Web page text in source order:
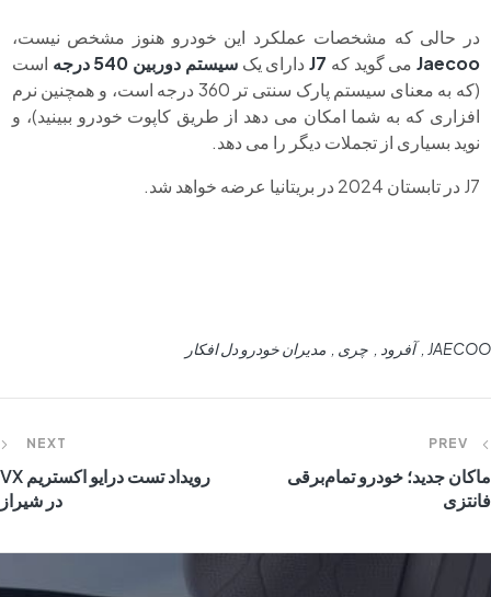
در حالی که مشخصات عملکرد این خودرو هنوز مشخص نیست،
Jaecooمی گوید که J7دارای یکسیستم دوربین 540 درجه
است
(که به معنای سیستم پارک سنتی تر 360 درجه است، و همچنین نرم
افزاری که به شما امکان می دهد از طریق کاپوت خودرو ببینید)، و
نوید بسیاری از تجملات دیگر را می دهد.
J7 در تابستان 2024 در بریتانیا عرضه خواهد شد.
JAECOO آفرود چری مدیران خودرو دل افکار
PREV
ماکان جدید؛ خودرو ‌تمام‌برقی
فانتزی
NEXT
رویداد تست درایو اکستریم VX
در شیراز